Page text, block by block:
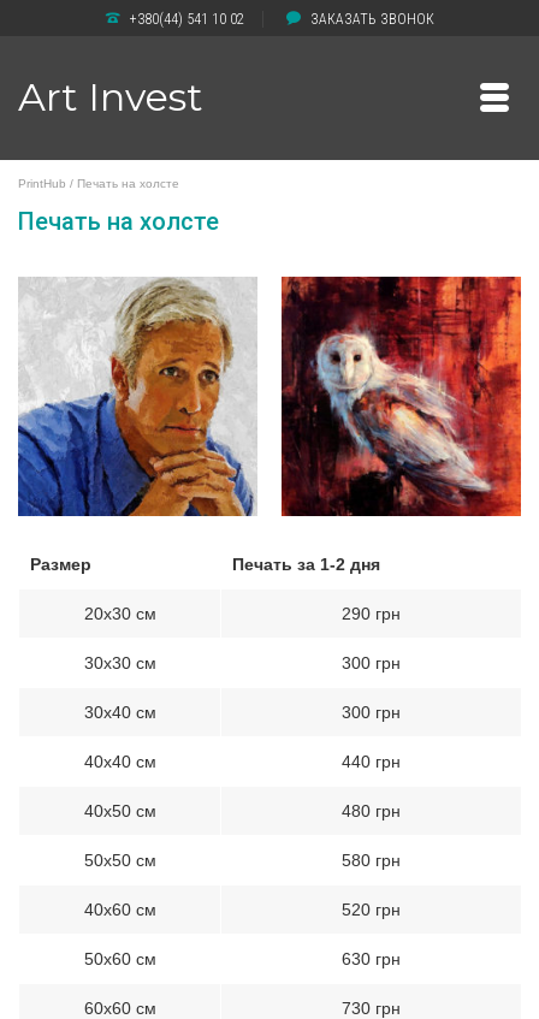
+380(44) 541 10 02 ЗАКАЗАТЬ ЗВОНОК
Art Invest
PrintHub / Печать на холсте
Печать на холсте
Размер Печать за 1-2 дня
20х30 см 290 грн
30х30 см 300 грн
30х40 см 300 грн
40х40 см 440 грн
40х50 см 480 грн
50х50 см 580 грн
40х60 см 520 грн
50х60 см 630 грн
60х60 см 730 грн